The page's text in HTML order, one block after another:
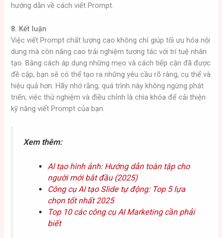
hướng dẫn về cách viết Prompt.
8. Kết luận
Việc viết Prompt chất lượng cao không chỉ giúp tối ưu hóa nội
dung mà còn nâng cao trải nghiệm tương tác với trí tuệ nhân
tạo. Bằng cách áp dụng những mẹo và cách tiếp cận đã được
đề cập, bạn sẽ có thể tạo ra những yêu cầu rõ ràng, cụ thể và
hiệu quả hơn. Hãy nhớ rằng, quá trình này không ngừng phát
triển; việc thử nghiệm và điều chỉnh là chìa khóa để cải thiện
kỹ năng viết Prompt của bạn.
Xem thêm:
AI tạo hình ảnh: Hướng dẫn toàn tập cho
người mới bắt đầu (2025)
Công cụ AI tạo Slide tự động: Top 5 lựa
chọn tốt nhất 2025
Top 10 các công cụ AI Marketing cần phải
biết